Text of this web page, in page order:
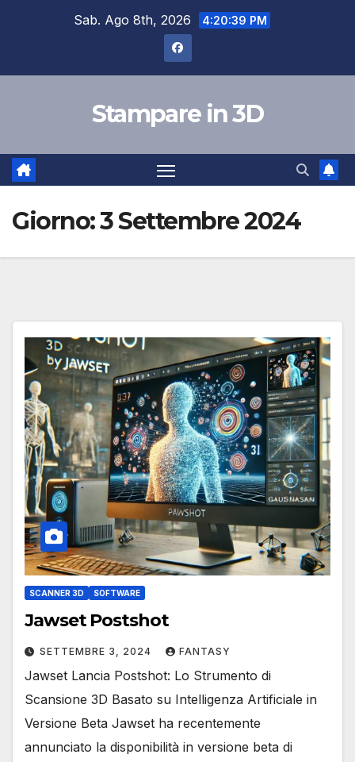
Sab. Ago 8th, 2026 4:20:40 PM
Stampare in 3D
Giorno:3 Settembre 2024
SCANNER 3D SOFTWARE
Jawset Postshot
SETTEMBRE 3, 2024 FANTASY
Jawset Lancia Postshot: Lo Strumento di
Scansione 3D Basato su Intelligenza Artificiale in
Versione Beta Jawset ha recentemente
annunciato la disponibilità in versione beta di